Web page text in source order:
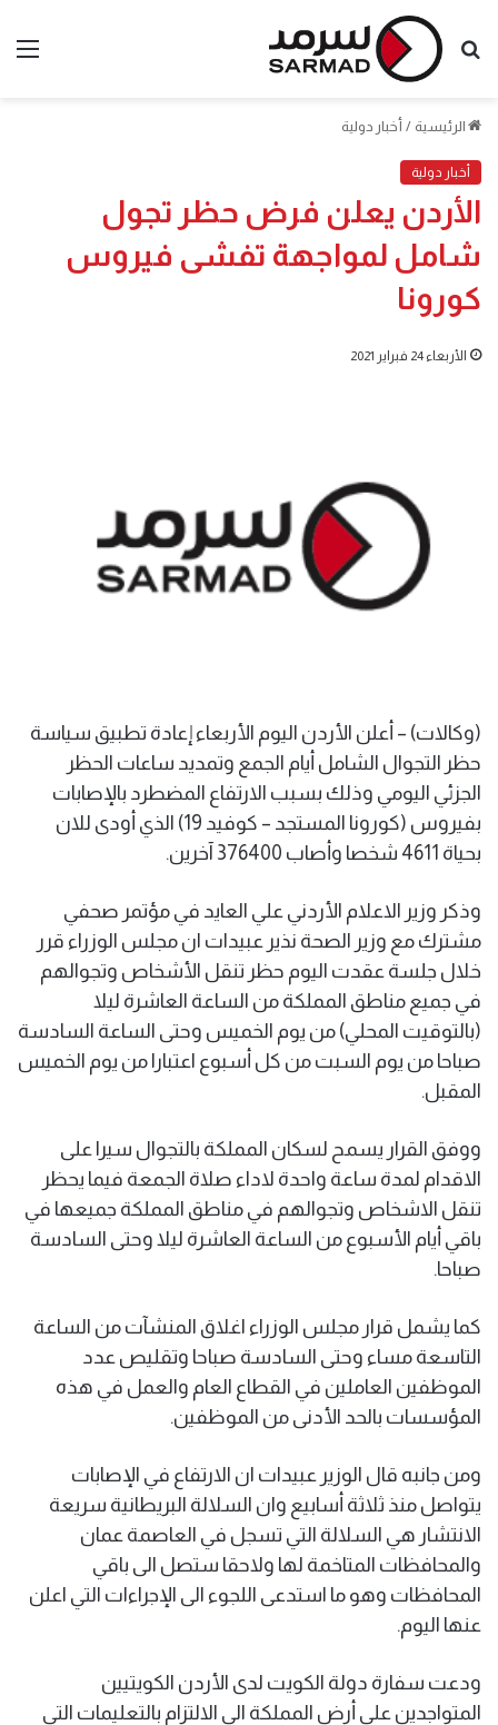
بحث
الرئيسية / أخبار دولية
أخبار دولية
الأردن يعلن فرض حظر تجول
شامل لمواجهة تفشى فيروس
كورونا
الأربعاء 24 فبراير 2021
(وكالات) – أعلن الأردن اليوم الأربعاء إعادة تطبيق سياسة
حظر التجوال الشامل أيام الجمع وتمديد ساعات الحظر
الجزئي اليومي وذلك بسبب الارتفاع المضطرد بالإصابات
بفيروس (كورونا المستجد – كوفيد 19) الذي أودى للان
بحياة 4611 شخصا وأصاب 376400 آخرين.
وذكر وزير الاعلام الأردني علي العايد في مؤتمر صحفي
مشترك مع وزير الصحة نذير عبيدات ان مجلس الوزراء قرر
خلال جلسة عقدت اليوم حظر تنقل الأشخاص وتجوالهم
في جميع مناطق المملكة من الساعة العاشرة ليلا
(بالتوقيت المحلي) من يوم الخميس وحتى الساعة السادسة
صباحا من يوم السبت من كل أسبوع اعتبارا من يوم الخميس
المقبل.
ووفق القرار يسمح لسكان المملكة بالتجوال سيرا على
الاقدام لمدة ساعة واحدة لاداء صلاة الجمعة فيما يحظر
تنقل الاشخاص وتجوالهم في مناطق المملكة جميعها في
باقي أيام الأسبوع من الساعة العاشرة ليلا وحتى السادسة
صباحا.
كما يشمل قرار مجلس الوزراء اغلاق المنشآت من الساعة
التاسعة مساء وحتى السادسة صباحا وتقليص عدد
الموظفين العاملين في القطاع العام والعمل في هذه
المؤسسات بالحد الأدنى من الموظفين.
ومن جانبه قال الوزير عبيدات ان الارتفاع في الإصابات
يتواصل منذ ثلاثة أسابيع وان السلالة البريطانية سريعة
الانتشار هي السلالة التي تسجل في العاصمة عمان
والمحافظات المتاخمة لها ولاحقا ستصل الى باقي
المحافظات وهو ما استدعى اللجوء الى الإجراءات التي اعلن
عنها اليوم.
ودعت سفارة دولة الكويت لدى الأردن الكويتيين
المتواجدين على أرض المملكة الى الالتزام بالتعليمات التي